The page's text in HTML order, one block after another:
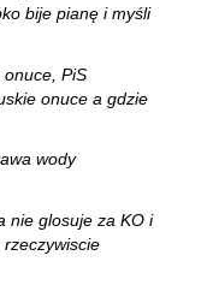
bije pianę i myśli
PiS
onuce a gdzie
wody
nie glosuje za KO i